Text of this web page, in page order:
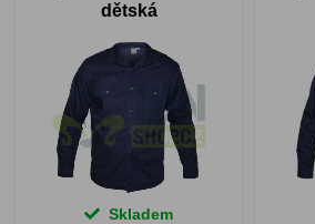
dětská
Skladem